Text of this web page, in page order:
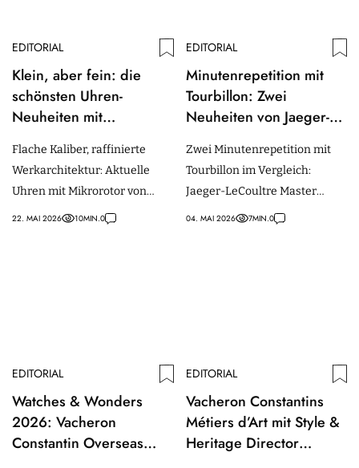
EDITORIAL
Klein, aber fein: die
schönsten Uhren-
Neuheiten mit
Flache Kaliber, raffinierte
Werkarchitektur: Aktuelle
Uhren mit Mikrorotor von
Bulgari, Chopard, Patek
22. MAI 2026 10MIN.0
EDITORIAL
Minutenrepetition mit
Tourbillon: Zwei
Neuheiten von Jaeger-
Constantin, die um jeden
Millimeter kämpfen
Zwei Minutenrepetition mit
Tourbillon im Vergleich:
Jaeger-LeCoultre Master
Hybris Mechanica Ultra Thin
04. MAI 2026 7MIN.0
EDITORIAL
Watches & Wonders
2026: Vacheron
Constantin Overseas
EDITORIAL
Vacheron Constantins
Métiers d’Art mit Style &
Heritage Director